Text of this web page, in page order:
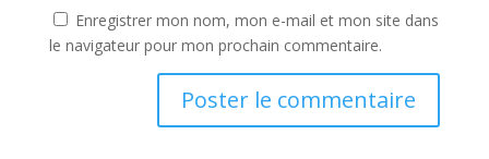
Enregistrer mon nom, mon e-mail et mon site dans
le navigateur pour mon prochain commentaire.